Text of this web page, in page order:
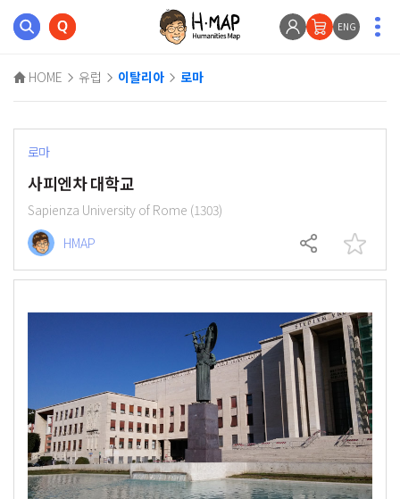
ENG
HOME 유럽 이탈리아 로마
로마
사피엔차 대학교
Sapienza University of Rome (1303)
HMAP